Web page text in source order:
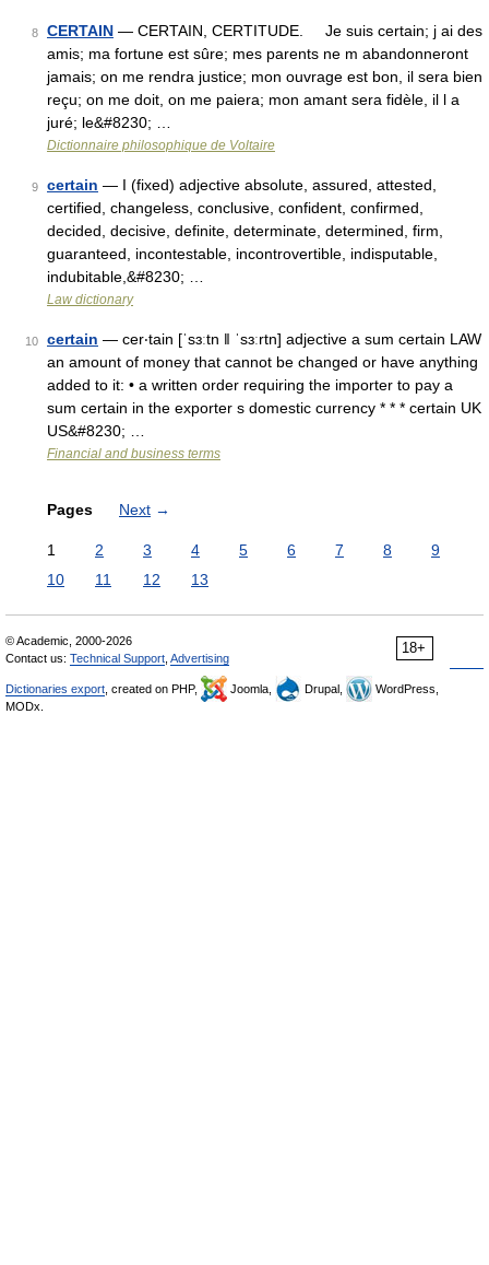
8 CERTAIN — CERTAIN, CERTITUDE. Je suis certain; j ai des
amis; ma fortune est sûre; mes parents ne m abandonneront
jamais; on me rendra justice; mon ouvrage est bon, il sera bien
reçu; on me doit, on me paiera; mon amant sera fidèle, il l a
juré; le&#8230; …
Dictionnaire philosophique de Voltaire
9 certain — I (fixed) adjective absolute, assured, attested,
certified, changeless, conclusive, confident, confirmed,
decided, decisive, definite, determinate, determined, firm,
guaranteed, incontestable, incontrovertible, indisputable,
indubitable,&#8230; …
Law dictionary
10 certain — cer‧tain [ˈsɜːtn ǁ ˈsɜːrtn] adjective a sum certain LAW
an amount of money that cannot be changed or have anything
added to it: • a written order requiring the importer to pay a
sum certain in the exporter s domestic currency * * * certain UK
US&#8230; …
Financial and business terms
Pages Next →
1 2 3 4 5 6 7 8
9
10
11 12 13
18+
© Academic, 2000-2026
Contact us: Technical Support Advertising
Dictionaries export , created on PHP, Joomla, Drupal,
WordPress,
MODx.